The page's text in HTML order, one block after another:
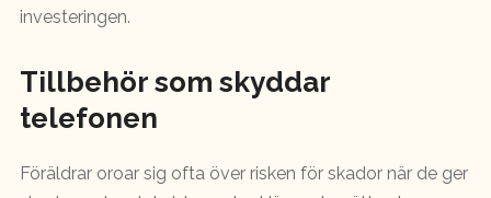
investeringen.
Tillbehör som skyddar
telefonen
Föräldrar oroar sig ofta över risken för skador när de ger